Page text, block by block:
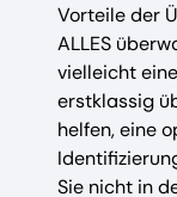
Vorteile der
ALLES
vielleicht
erstklassig
helfen, eine
Sie nicht in